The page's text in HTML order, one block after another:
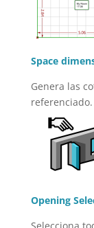
Space
Genera las
referenciado.
Opening